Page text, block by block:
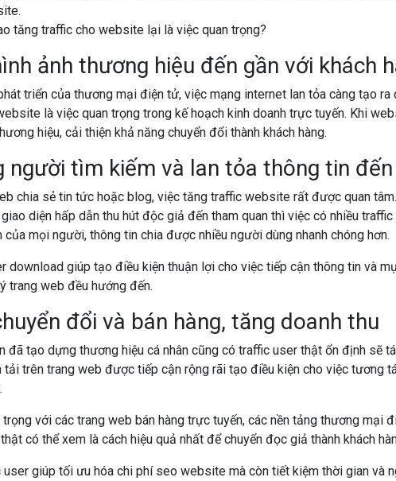
ảnh thương hiệu đến gần với khách
triển của thương mại điện tử, việc mạng internet lan tỏa càng tạo
là việc quan trọng trong kế hoạch kinh doanh trực tuyến. Khi
hiệu, cải thiện khả năng chuyển đổi thành khách hàng.
người tìm kiếm và lan tỏa thông tin
chia sẻ tin tức hoặc blog, việc tăng traffic website rất được quan
diện hấp dẫn thu hút độc giả đến tham quan thì việc có nhiều
của mọi người, thông tin chia được nhiều người dùng nhanh chóng hơn.
download giúp tạo điều kiện thuận lợi cho việc tiếp cận thông tin và
trang web đều hướng đến.
đổi và bán hàng, tăng doanh thu
đã tạo dựng thương hiệu cá nhân cũng có traffic user thật ổn định sẽ
tải trên trang web được tiếp cận rộng rãi tạo điều kiện cho việc tương
với các trang web bán hàng trực tuyến, các nền tảng thương mại
có thể xem là cách hiệu quả nhất để chuyển đọc giả thành khách
user giúp tối ưu hóa chi phí seo website mà còn tiết kiệm thời gian và